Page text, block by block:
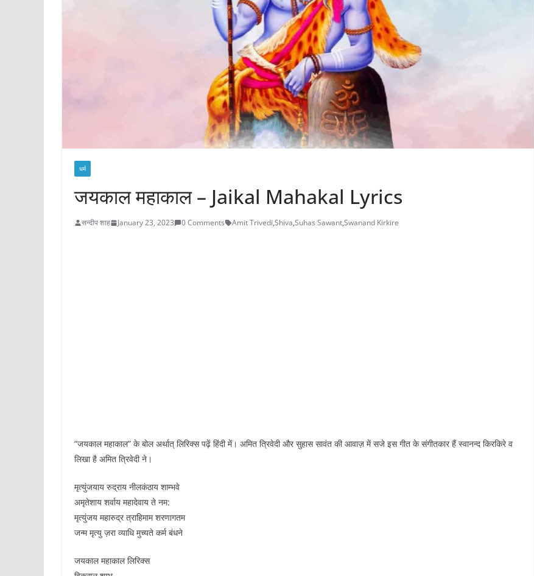
धर्म
जयकाल महाकाल – Jaikal Mahakal Lyrics
सन्दीप शाह January 23, 2023 0 Comments Amit Trivedi,Shiva,Suhas Sawant,Swanand Kirkire
“जयकाल महाकाल” के बोल अर्थात् लिरिक्स पढ़ें हिंदी में। अमित त्रिवेदी और सुहास सावंत की आवाज़ में सजे इस गीत के संगीतकार हैं स्वानन्द किरकिरे व
लिखा है अमित त्रिवेदी ने।
मृत्युंजयाय रुद्राय नीलकंठाय शाम्भवे
अमृतेशाय शर्वाय महादेवाय ते नम:
मृत्युंजय महारुद्र त्राहिमाम शरणागतम
जन्म मृत्यु ज़रा व्याधि मुच्यते कर्म बंधने
जयकाल महाकाल लिरिक्स